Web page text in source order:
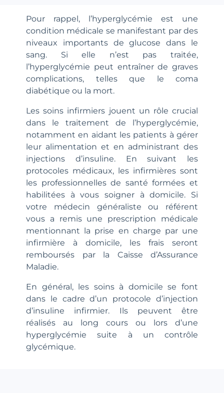
Pour rappel, l’hyperglycémie est une
condition médicale se manifestant par des
niveaux importants de glucose dans le
sang. Si elle n’est pas traitée,
l’hyperglycémie peut entraîner de graves
complications, telles que le coma
diabétique ou la mort.
Les soins infirmiers jouent un rôle crucial
dans le traitement de l’hyperglycémie,
notamment en aidant les patients à gérer
leur alimentation et en administrant des
injections d’insuline. En suivant les
protocoles médicaux, les infirmières sont
les professionnelles de santé formées et
habilitées à vous soigner à domicile. Si
votre médecin généraliste ou référent
vous a remis une prescription médicale
mentionnant la prise en charge par une
infirmière à domicile, les frais seront
remboursés par la Caisse d’Assurance
Maladie.
En général, les soins à domicile se font
dans le cadre d’un protocole d’injection
d’insuline infirmier. Ils peuvent être
réalisés au long cours ou lors d’une
hyperglycémie suite à un contrôle
glycémique.